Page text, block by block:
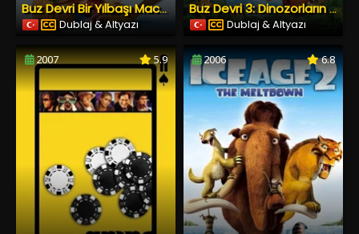
Buz Devri Bir Yılbaşı Macerası
Dublaj & Altyazı
Buz Devri 3: Dinozorların Şafağı
Dublaj & Altyazı
2007 5.9 2006 6.8